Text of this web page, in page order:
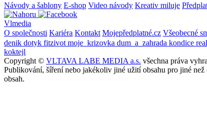
Návody a šablony E-shop Video návody Kreativ miluje
Vlmedia
O společnosti Kariéra Kontakt Mojepředplatné.cz Všeobecné
denik dotyk fitzivot moje_krizovka dum_a_zahrada kondice
koktejl
Copyright © VLTAVA LABE MEDIA a.s. všechna práva
Publikování, šíření nebo jakékoliv jiné užití obsahu pro jiné
obsah.